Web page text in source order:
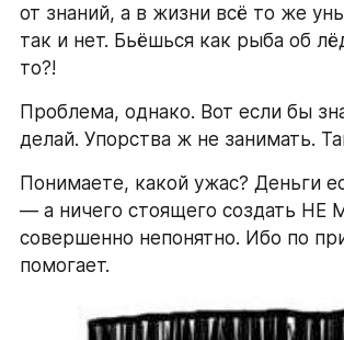
от знаний, а в жизни всё то же
так и нет. Бьёшься как рыба об
то?!
Проблема, однако. Вот если бы
делай. Упорства ж не занимать.
Понимаете, какой ужас? Деньги
— а ничего стоящего создать
совершенно непонятно. Ибо по
помогает.